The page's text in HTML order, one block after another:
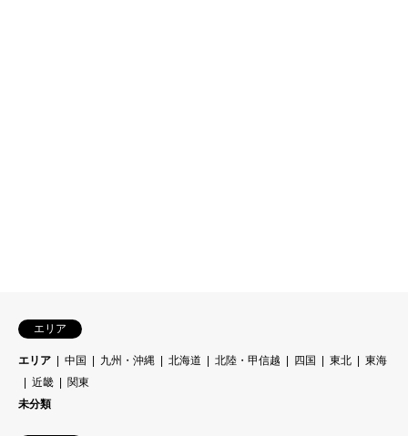
エリア
エリア 中国 九州・沖縄 北海道 北陸・甲信越 四国 東北
東海
近畿
関東
未分類